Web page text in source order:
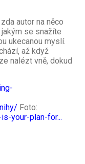
autor na něco
se snažíte
ukecanou myslí.
až když
nalézt vně, dokud
Foto:
your-plan-for...